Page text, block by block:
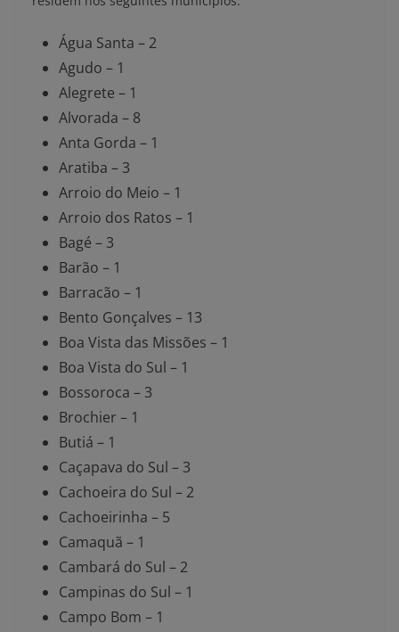
Água Santa – 2
Agudo – 1
Alegrete – 1
Alvorada – 8
Anta Gorda – 1
Aratiba – 3
Arroio do Meio – 1
Arroio dos Ratos – 1
Bagé – 3
Barão – 1
Barracão – 1
Bento Gonçalves – 13
Boa Vista das Missões – 1
Boa Vista do Sul – 1
Bossoroca – 3
Brochier – 1
Butiá – 1
Caçapava do Sul – 3
Cachoeira do Sul – 2
Cachoeirinha – 5
Camaquã – 1
Cambará do Sul – 2
Campinas do Sul – 1
Campo Bom – 1